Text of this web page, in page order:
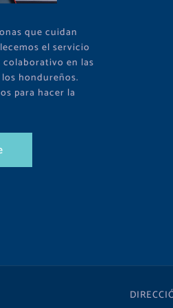
que cuidan
el servicio
colaborativo en las
hondureños.
para hacer la